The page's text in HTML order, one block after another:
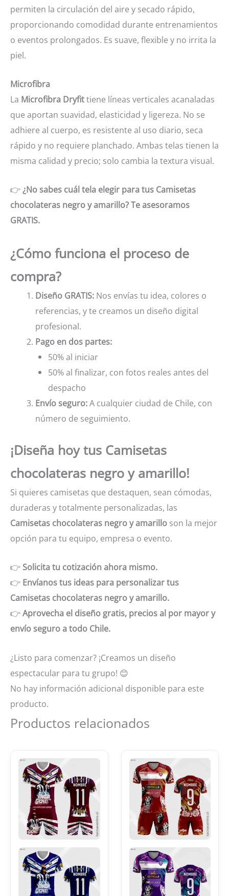
permiten la circulación del aire y secado rápido,
proporcionando comodidad durante entrenamientos
o eventos prolongados. Es suave, flexible y no irrita la
piel.
Microfibra
La Microfibra Dryfittiene líneas verticales acanaladas
que aportan suavidad, elasticidad y ligereza. No se
adhiere al cuerpo, es resistente al uso diario, seca
rápido y no requiere planchado. Ambas telas tienen la
misma calidad y precio; solo cambia la textura visual.
👉¿No sabes cuál tela elegir para tus Camisetas
chocolateras negro y amarillo? Te asesoramos
GRATIS.
¿Cómo funciona el proceso de
compra?
Diseño GRATIS: Nos envías tu idea, colores o
referencias, y te creamos un diseño digital
profesional.
Pago en dos partes:
50% al iniciar
50% al finalizar, con fotos reales antes del
despacho
Envío seguro:A cualquier ciudad de Chile, con
número de seguimiento.
¡Diseña hoy tus Camisetas
chocolateras negro y amarillo!
Si quieres camisetas que destaquen, sean cómodas,
duraderas y totalmente personalizadas, las
Camisetas chocolateras negro y amarillo son la mejor
opción para tu equipo, empresa o evento.
👉 Solicita tu cotización ahora mismo.
👉 Envíanos tus ideas para personalizar tus
Camisetas chocolateras negro y amarillo.
👉Aprovecha el diseño gratis, precios al por mayor y
envío seguro a todo Chile.
¿Listo para comenzar? ¡Creamos un diseño
espectacular para tu grupo! 😊
No hay información adicional disponible para este
producto.
Productos relacionados